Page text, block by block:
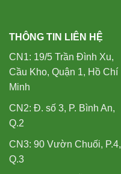
THÔNG TIN LIÊN HỆ
CN1: 19/5 Trần Đình Xu,
Cầu Kho, Quận 1, Hồ Chí
Minh
CN2: Đ. số 3, P. Bình An,
Q.2
CN3: 90 Vườn Chuối, P.4,
Q.3